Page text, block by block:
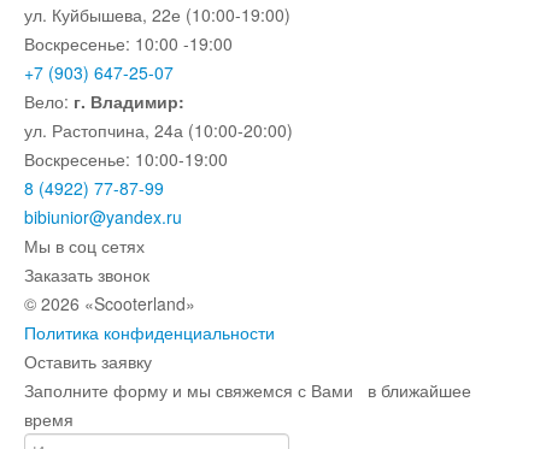
ул. Куйбышева, 22е (10:00-19:00)
Воскресенье: 10:00 -19:00
+7 (903) 647-25-07
Вело: г. Владимир:
ул. Растопчина, 24а (10:00-20:00)
Воскресенье: 10:00-19:00
8 (4922) 77-87-99
bibiunior@yandex.ru
Мы в соц сетях
Заказать звонок
© 2026 «Scooterland»
Политика конфиденциальности
Оставить заявку
Заполните форму и мы свяжемся с Вами в ближайшее
время